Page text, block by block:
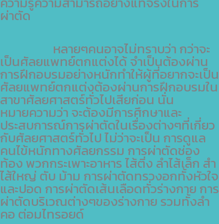
ผ่าตัด
หลายๆคนอาจไม่ทราบว่า กว่าจะ
เป็นศัลยแพทย์ตกแต่งได้ จำเป็นต้องผ่าน
การฝึกอบรมอย่างหนักทำให้ผู้ที่อยากจะเป็น
ศัลยแพทย์ตกแต่งต้องผ่านการฝึกอบรมใน
สาขาศัลยศาสตร์ทั่วไปเสียก่อน นั่น
หมายความว่า จะต้องมีการศึกษาและ
ประสบการณ์การผ่าตัดในเรื่องต่างๆที่เกี่ยว
กับศัลยศาสตร์ทั่วไป ไม่ว่าจะเป็น การดูแล
คนไข้หนักทางศัลยกรรม การผ่าตัดช่อง
ท้อง พวกกระเพาะอาหาร ไส้ติ่ง ลำไส้เล็ก สำ
ไส้ใหญ่ ตับ ม้าม การผ่าตัดทรวงอกทั้งหัวใจ
และปอด การผ่าตัดเส้นเลือดทั่วร่างกาย การ
ผ่าตัดบริเวณต่างๆของร่างกาย รวมทั้งลำ
คอ ต่อมไทรอยด์